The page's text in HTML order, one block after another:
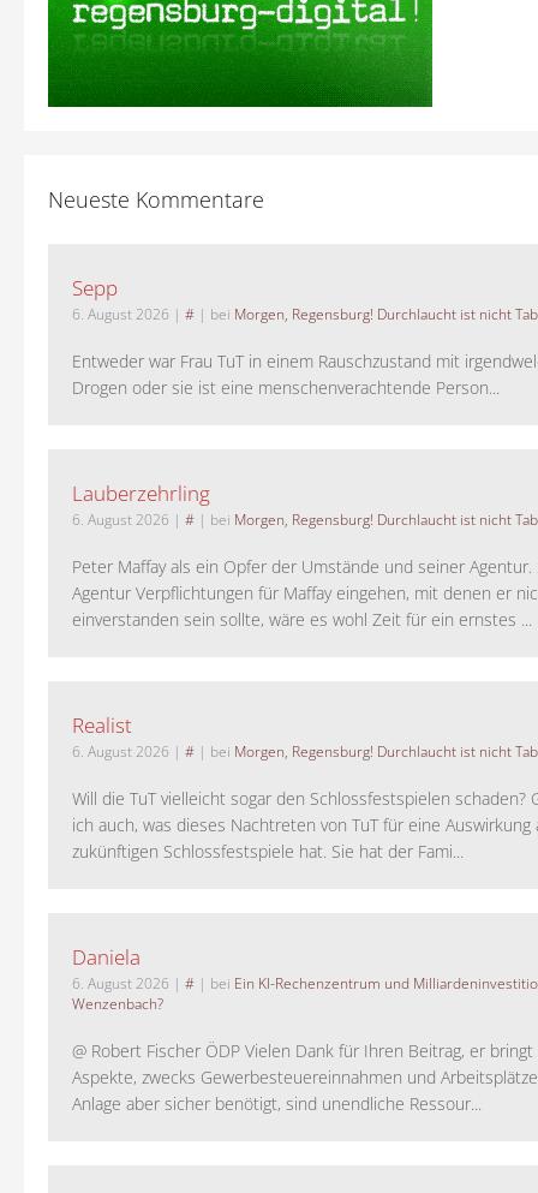
Neueste Kommentare
Sepp
6. August 2026 | # | bei Morgen, Regensburg! Durchlaucht ist nicht
Entweder war Frau TuT in einem Rauschzustand mit
Drogen oder sie ist eine menschenverachtende Person...
Lauberzehrling
6. August 2026 | # | bei Morgen, Regensburg! Durchlaucht ist nicht
Peter Maffay als ein Opfer der Umstände und seiner Agentur.
Agentur Verpflichtungen für Maffay eingehen, mit denen er
einverstanden sein sollte, wäre es wohl Zeit für ein ernstes ...
Realist
6. August 2026 | # | bei Morgen, Regensburg! Durchlaucht ist nicht
Will die TuT vielleicht sogar den Schlossfestspielen schaden?
ich auch, was dieses Nachtreten von TuT für eine Auswirkung
zukünftigen Schlossfestspiele hat. Sie hat der Fami...
Daniela
6. August 2026 | # | bei Ein KI-Rechenzentrum und
Wenzenbach?
@ Robert Fischer ÖDP Vielen Dank für Ihren Beitrag, er
Aspekte, zwecks Gewerbesteuereinnahmen und
Anlage aber sicher benötigt, sind unendliche Ressour...